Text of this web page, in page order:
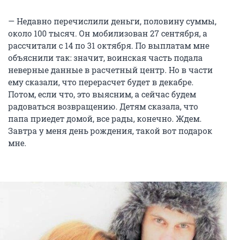
— Недавно перечислили деньги, половину суммы,
около 100 тысяч. Он мобилизован 27 сентября, а
рассчитали с 14 по 31 октября. По выплатам мне
объяснили так: значит, воинская часть подала
неверные данные в расчетный центр. Но в части
ему сказали, что перерасчет будет в декабре.
Потом, если что, это выясним, а сейчас будем
радоваться возвращению. Детям сказала, что
папа приедет домой, все рады, конечно. Ждем.
Завтра у меня день рождения, такой вот подарок
мне.